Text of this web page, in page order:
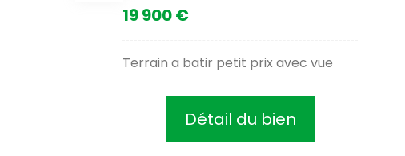
19 900 €
Terrain a batir petit prix avec vue
Détail du bien